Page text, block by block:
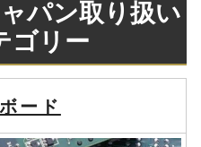
パン取り扱い
ゴリー
ード